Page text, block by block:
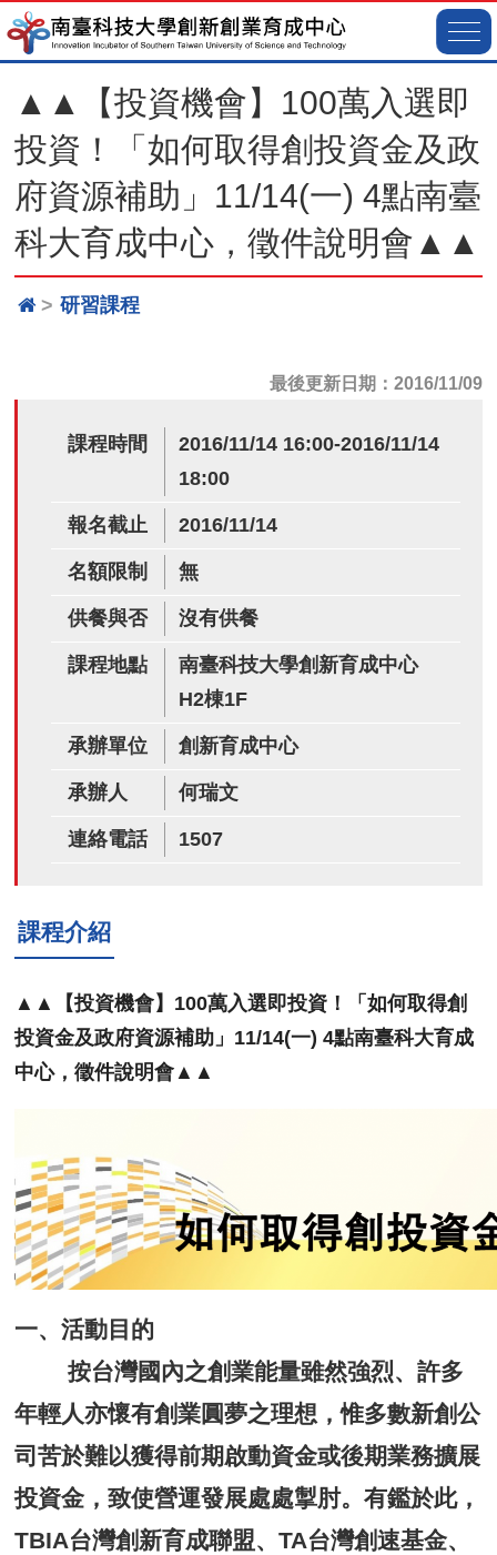
▲▲【投資機會】100萬入選即
投資！「如何取得創投資金及政
府資源補助」11/14(一) 4點南臺
科大育成中心，徵件說明會▲▲
研習課程
最後更新日期：2016/11/09
課程時間
2016/11/14 16:00-2016/11/14
18:00
報名截止 2016/11/14
名額限制 無
供餐與否 沒有供餐
課程地點
南臺科技大學創新育成中心
H2棟1F
承辦單位 創新育成中心
承辦人 何瑞文
連絡電話 1507
課程介紹
▲▲【投資機會】100萬入選即投資！「如何取得創
投資金及政府資源補助」11/14(一) 4點南臺科大育成
中心，徵件說明會▲ ▲
一、活動目的
按台灣國內之創業能量雖然強烈、 許多
年輕人亦懷有創業圓夢之理想，惟多數新創公
司苦於難以獲得前期啟動資金或後期業務擴展
投資金， 致使營運發展處處掣肘。有鑑於此，
TBIA台灣創新育成聯盟、 TA台灣創速基金、